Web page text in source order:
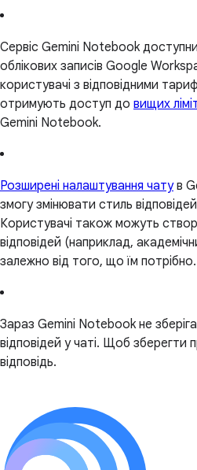
Сервіс Gemini Notebook
облікових записів Google
користувачі з відповідними
отримують доступ до вищих
Gemini Notebook.
Розширені налаштування чатув
змогу змінювати стиль
Користувачі також можуть
відповідей (наприклад,
залежно від того, що їм потрібно.
Зараз Gemini Notebook не
відповідей у чаті. Щоб зберегти
відповідь.